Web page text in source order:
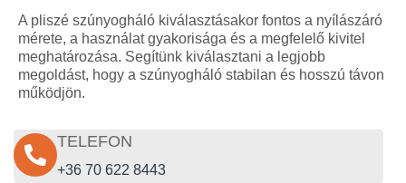
A pliszé szúnyogháló kiválasztásakor fontos a nyílászáró
mérete, a használat gyakorisága és a megfelelő kivitel
meghatározása. Segítünk kiválasztani a legjobb
megoldást, hogy a szúnyogháló stabilan és hosszú távon
működjön.
TELEFON
+36 70 622 8443